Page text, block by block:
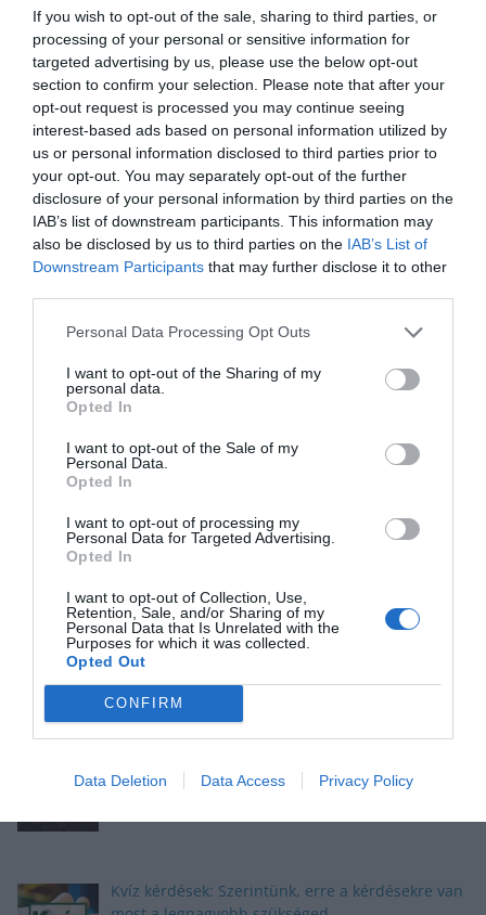
If you wish to opt-out of the sale, sharing to third parties, or
processing of your personal or sensitive information for
targeted advertising by us, please use the below opt-out
section to confirm your selection. Please note that after your
opt-out request is processed you may continue seeing
interest-based ads based on personal information utilized by
us or personal information disclosed to third parties prior to
your opt-out. You may separately opt-out of the further
disclosure of your personal information by third parties on the
IAB’s list of downstream participants. This information may
also be disclosed by us to third parties on the IAB’s List of
Downstream Participants that may further disclose it to other
Personal Data Processing Opt Outs
I want to opt-out of the Sharing of my
personal data.
Opted In
I want to opt-out of the Sale of my
Personal Data.
Opted In
I want to opt-out of processing my
Personal Data for Targeted Advertising.
Opted In
I want to opt-out of Collection, Use,
Retention, Sale, and/or Sharing of my
Personal Data that Is Unrelated with the
Purposes for which it was collected.
Opted Out
CONFIRM
Data Deletion Data Access Privacy Policy
Brutál nehéz nyolc kvízkérdés: Le a kalappal, ha
jól sikerül
Nyolc kvízkérdés: Van pár perced? Játszd le ezt
az érdekes quizt
kottyan majd
Kvíz: Ha legalább 5 kérdésre jó a válaszod,
büszke lehetsz magadra
Okosító kvíz: Megbirkózol ezekkel a kérdésekkel?
feladványokkal?
Kvíz kérdések: Szerintünk, erre a kérdésekre van